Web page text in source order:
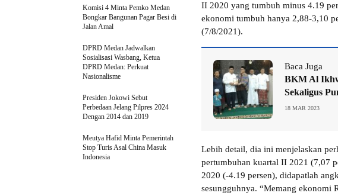
II 2020 yang tumbuh minus 4.19
ekonomi tumbuh hanya 2,88-3,10
(7/8/2021).
Baca Juga
BKM Al
Sekaligus
18 MAR 2023
Lebih detail, dia ini menjelaskan
pertumbuhan kuartal II 2021 (7,07
2020 (-4.19 persen), didapatlah
sesungguhnya. “Memang
Komisi 4 Minta Pemko Medan
Bongkar Bangunan Pagar Besi di
Jalan Amal
DPRD Medan Jadwalkan
Sosialisasi Wasbang, Ketua
DPRD Medan: Perkuat
Nasionalisme
Presiden Jokowi Sebut
Perbedaan Jelang Pilpres 2024
Dengan 2014 dan 2019
Meutya Hafid Minta Pemerintah
Stop Turis Asal China Masuk
Indonesia